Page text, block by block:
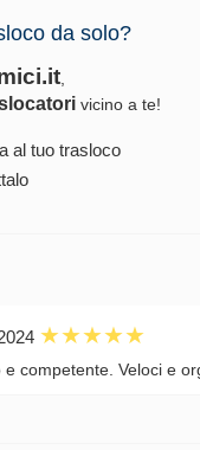
da solo?
vicino a te!
al tuo trasloco
competente. Veloci e